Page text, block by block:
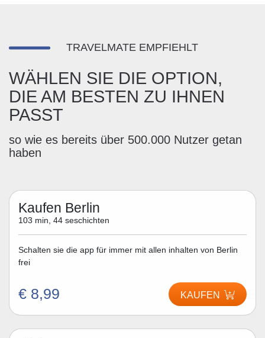
TRAVELMATE EMPFIEHLT
WÄHLEN SIE DIE OPTION,
DIE AM BESTEN ZU IHNEN
PASST
so wie es bereits über 500.000 Nutzer getan
haben
Kaufen Berlin
103 min, 44 seschichten
Schalten sie die app für immer mit allen inhalten von Berlin
frei
€ 8,99 KAUFEN